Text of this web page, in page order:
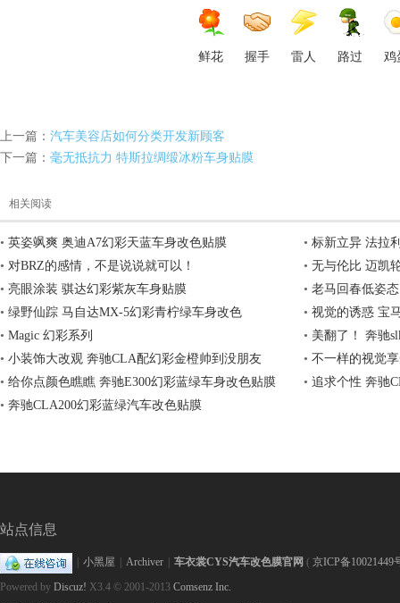
形
鲜花 握手 雷人 路过 鸡
上一篇： 汽车美容店如何分类开发新顾客
下一篇： 毫无抵抗力 特斯拉绸缎冰粉车身贴膜
相关阅读
• 英姿飒爽 奥迪A7幻彩天蓝车身改色贴膜 • 标新立异 法拉
• 对BRZ的感情，不是说说就可以！ • 无与伦比 迈凯
• 亮眼涂装 骐达幻彩紫灰车身贴膜 • 老马回春低姿
• 绿野仙踪 马自达MX-5幻彩青柠绿车身改色 • 视觉的诱惑 宝
• Magic 幻彩系列 • 美翻了！ 奔驰
• 小装饰大改观 奔驰CLA配幻彩金橙帅到没朋友 • 不一样的视觉
膜
• 给你点颜色瞧瞧 奔驰E300幻彩蓝绿车身改色贴膜 • 追求个性 奔驰
• 奔驰CLA200幻彩蓝绿汽车改色贴膜
站点信息
小黑屋 Archiver 车衣裳CYS汽车改色膜官网 ( 京ICP备10021449
Powered by Discuz! X3.4 © 2001-2013 Comsenz Inc.